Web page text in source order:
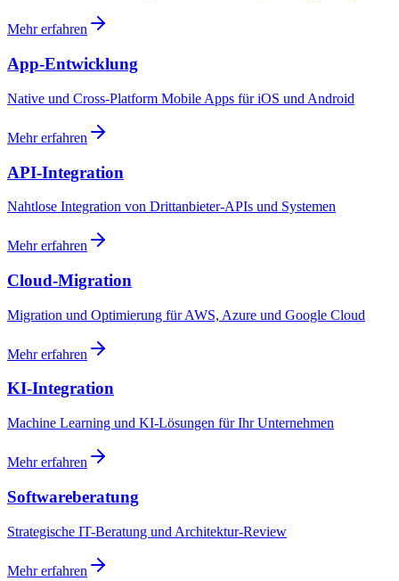
Mehr erfahren
App-Entwicklung
Native und Cross-Platform Mobile Apps für iOS und Android
Mehr erfahren
API-Integration
Nahtlose Integration von Drittanbieter-APIs und Systemen
Mehr erfahren
Cloud-Migration
Migration und Optimierung für AWS, Azure und Google Cloud
Mehr erfahren
KI-Integration
Machine Learning und KI-Lösungen für Ihr Unternehmen
Mehr erfahren
Softwareberatung
Strategische IT-Beratung und Architektur-Review
Mehr erfahren